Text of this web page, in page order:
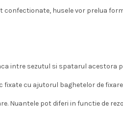
husele vor prelua
intre sezutul si spatarul acestora
fixate cu ajutorul baghetelor de
Nuantele pot diferi in functie de